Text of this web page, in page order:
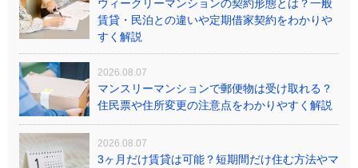
ウィークリーマンションの契約形態とは？一般
賃貸・民泊との違いや定期借家契約をわかりや
すく解説
2026.08.07
マンスリーマンションで郵便物は受け取れる？
住民票や住所変更の注意点をわかりやすく解説
2026.08.07
3ヶ月だけ賃貸は可能？短期間だけ住む方法やマ